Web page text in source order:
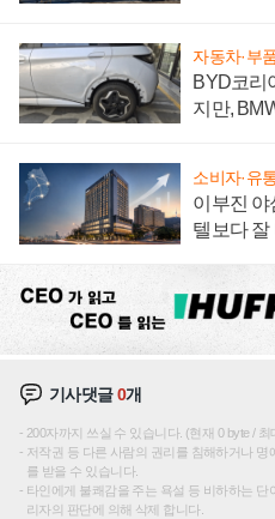
자동차·부
BYD코리
지만,
소비자·유
이부진 야
텔보다 잘
기사댓글0개
200자까지 쓰실 수 있습니다. (현재 0 byte / 최
저작권 등 다른 사람의 권리를 침해하거나
를 받을 수 있습니다.
타인에게 불쾌감을 주는 욕설 등 비하하는
리자의 판단에 의해 삭제 합니다.